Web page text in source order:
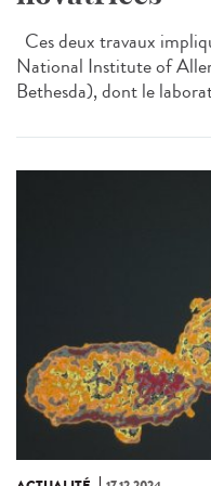
Ces deux travaux
National Institute of
Bethesda), dont le